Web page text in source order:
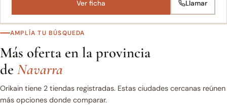
Ver ficha Llamar
AMPLÍA TU BÚSQUEDA
Más oferta en la provincia
de Navarra
Orikain tiene 2 tiendas registradas. Estas ciudades cercanas reúnen
más opciones donde comparar.